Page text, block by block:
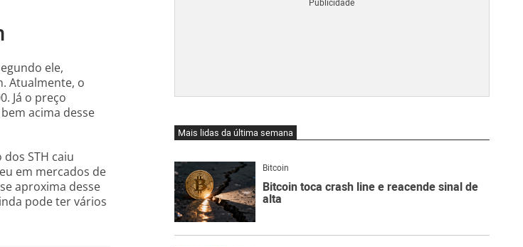
ele,
Atualmente, o
Já o preço
acima desse
STH caiu
em mercados de
aproxima desse
pode ter vários
Mais lidas da última semana
Bitcoin
Bitcoin toca crash line e reacende sinal de
alta